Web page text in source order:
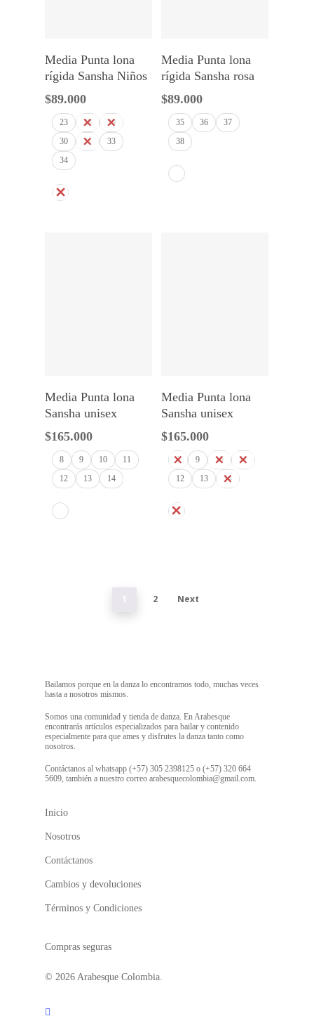
Media Punta lona
rígida Sansha Niños
$89.000
23 28
29
30
31
33
34
Media Punta lona
rígida Sansha rosa
$89.000
35 36
37
38
Media Punta lona
Sansha unisex
$165.000
8 9 10
11
12
13 14
Media Punta lona
Sansha unisex
$165.000
8 9 10
11
12
13 14
1 2 Next
Bailamos porque en la danza lo encontramos todo, muchas veces
hasta a nosotros mismos.
Somos una comunidad y tienda de danza. En Arabesque
encontrarás artículos especializados para bailar y contenido
especialmente para que ames y disfrutes la danza tanto como
nosotros.
Contáctanos al whatsapp (+57) 305 2398125 o (+57) 320 664
5609, también a nuestro correo arabesquecolombia@gmail.com.
Inicio
Nosotros
Contáctanos
Cambios y devoluciones
Términos y Condiciones
Compras seguras
© 2026 Arabesque Colombia.
facebook